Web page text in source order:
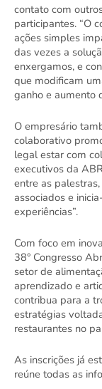
contato com
participantes. “O
ações simples
das vezes a
enxergamos, e
que modificam
ganho e aumento
O empresário
colaborativo
legal estar com
executivos da
entre as
associados e
experiências”.
Com foco em
38° Congresso
setor de
aprendizado e
contribua para a
estratégias
restaurantes no
As inscrições já
reúne todas as